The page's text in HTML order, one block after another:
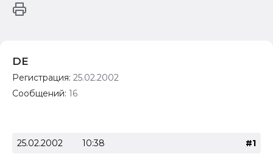
DE
Регистрация: 25.02.2002
Сообщений: 16
25.02.2002 10:38 #1